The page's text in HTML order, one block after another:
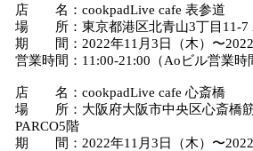
店 名：cookpadLive cafe 表参道
場 所：東京都港区北青山3丁目11-7
期 間：2022年11月3日（木）〜2022
営業時間：11:00-21:00（Aoビル営業時
店 名：cookpadLive cafe 心斎橋
場 所：大阪府大阪市中央区心斎橋筋
PARCO5階
期 間：2022年11月3日（木）〜2022